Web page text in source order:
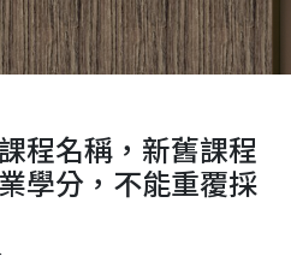
程名稱，新舊課程
學分，不能重覆採